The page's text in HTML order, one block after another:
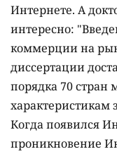
Интернете. А
интересно:
коммерции на
диссертации
порядка 70 стран
характеристикам
Когда появился
проникновение